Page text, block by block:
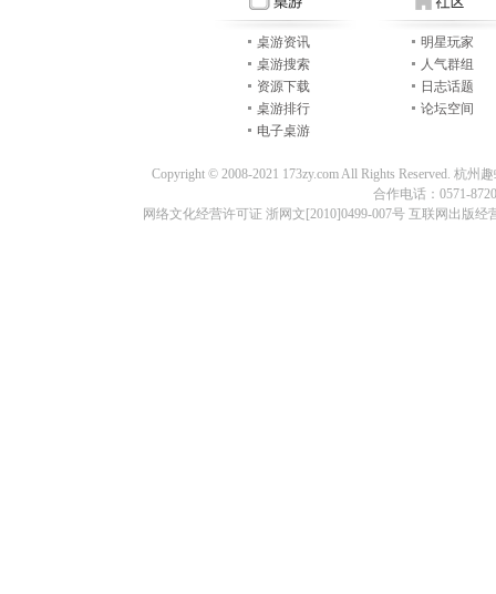
桌游资讯
桌游搜索
资源下载
桌游排行
电子桌游
明星玩家
人气群组
日志话题
论坛空间
Copyright © 2008-2021 173zy.com All Rights Reserved. 杭
合作电话：0571-
网络文化经营许可证 浙网文[2010]0499-007号 互联网出版